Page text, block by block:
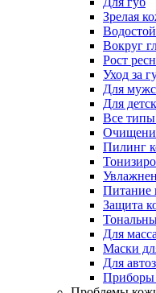
Зрелая
Вокруг
Рост
Уход за
Для
Для
Все
Пилинг
Питание
Защита
Для
Маски
Для
Приборы